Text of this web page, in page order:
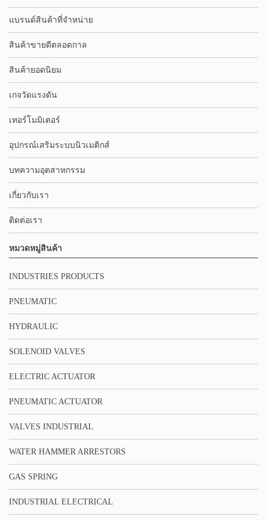
แบรนด์สินค้าที่จำหน่าย
สินค้าขายดีตลอดกาล
สินค้ายอดนิยม
เกจวัดแรงดัน
เทอร์โมมิเตอร์
อุปกรณ์เสริมระบบนิวเมติกส์
บทความอุตสาหกรรม
เกี่ยวกับเรา
ติดต่อเรา
หมวดหมู่สินค้า
INDUSTRIES PRODUCTS
PNEUMATIC
HYDRAULIC
SOLENOID VALVES
ELECTRIC ACTUATOR
PNEUMATIC ACTUATOR
VALVES INDUSTRIAL
WATER HAMMER ARRESTORS
GAS SPRING
INDUSTRIAL ELECTRICAL